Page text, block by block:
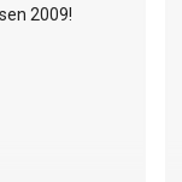
2009!